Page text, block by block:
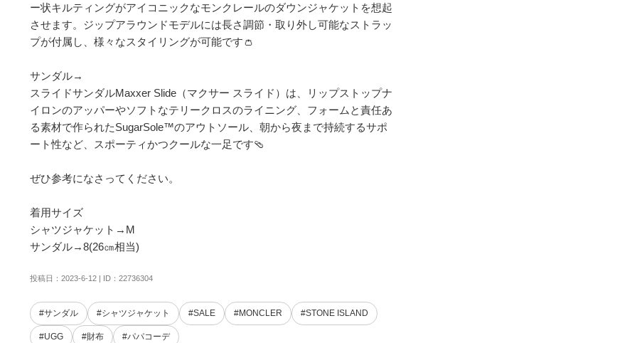
ー状キルティングがアイコニックなモンクレールのダウンジャケットを想起
させます。ジップアラウンドモデルには長さ調節・取り外し可能なストラッ
プが付属し、様々なスタイリングが可能です👛
サンダル→
スライドサンダルMaxxer Slide（マクサー スライド）は、リップストップナ
イロンのアッパーやソフトなテリークロスのライニング、フォームと責任あ
る素材で作られたSugarSole™のアウトソール、朝から夜まで持続するサポ
ート性など、スポーティかつクールな一足です🩴
ぜひ参考になさってください。
着用サイズ
シャツジャケット→M
サンダル→8(26㎝相当)
投稿日：2023-6-12 | ID：22736304
#サンダル #シャツジャケット #SALE #MONCLER #STONE ISLAND
#UGG #財布 #パパコーデ